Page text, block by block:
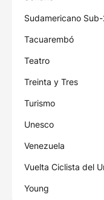
Sudamericano
Tacuarembó
Teatro
Treinta y Tres
Turismo
Unesco
Venezuela
Vuelta Ciclista del
Young